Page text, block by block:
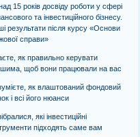
15 років досвіду роботи у сфері
та інвестиційного бізнесу.
результати після курсу «Основи
справи»
як правильно керувати
щоб вони працювали на вас
як влаштований фондовий
і всі його нюанси
які інвестиційні
підходять саме вам